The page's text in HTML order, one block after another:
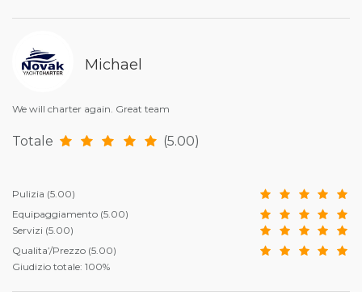
Michael
We will charter again. Great team
Totale (5.00)
Pulizia (5.00)
Equipaggiamento (5.00)
Servizi (5.00)
Qualita’/Prezzo (5.00)
Giudizio totale: 100%